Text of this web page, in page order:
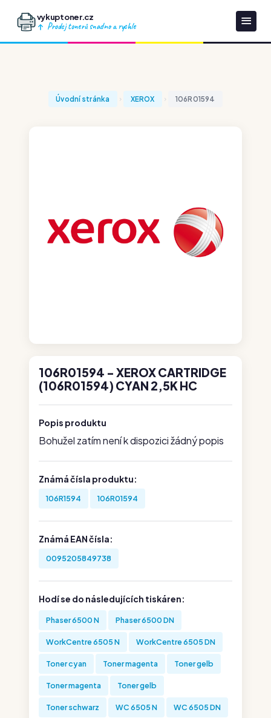
vykuptoner.cz
Prodej tonerů snadno a rychle
Úvodní stránka XEROX 106R01594
106R01594 - XEROX CARTRIDGE
(106R01594) CYAN 2,5K HC
Popis produktu
Bohužel zatím není k dispozici žádný popis
Známá čísla produktu:
106R1594 106R01594
Známá EAN čísla:
0095205849738
Hodí se do následujících tiskáren:
Phaser 6500 N Phaser 6500 DN
WorkCentre 6505 N WorkCentre 6505 DN
Toner cyan Toner magenta Toner gelb
Toner magenta Toner gelb
Toner schwarz WC 6505 N WC 6505 DN